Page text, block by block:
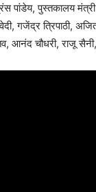
पांडेय, पुस्तकालय मंत्री
गजेंद्र त्रिपाठी,
आनंद चौधरी, राजू